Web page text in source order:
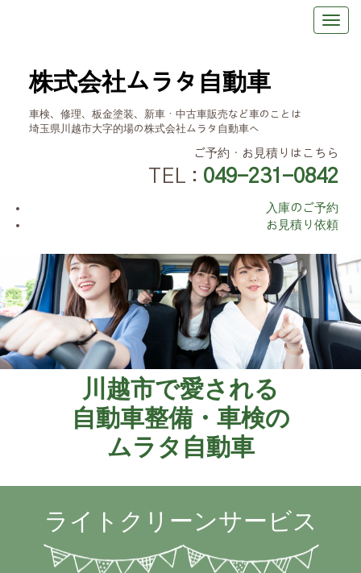
株式会社ムラタ自動車
車検、修理、板金塗装、新車・中古車販売など車のことは
埼玉県川越市大字的場の株式会社ムラタ自動車へ
ご予約・お見積りはこちら
TEL : 049-231-0842
入庫のご予約
お見積り依頼
川越市で愛される
自動車整備・車検の
ムラタ自動車
ライトクリーンサービス